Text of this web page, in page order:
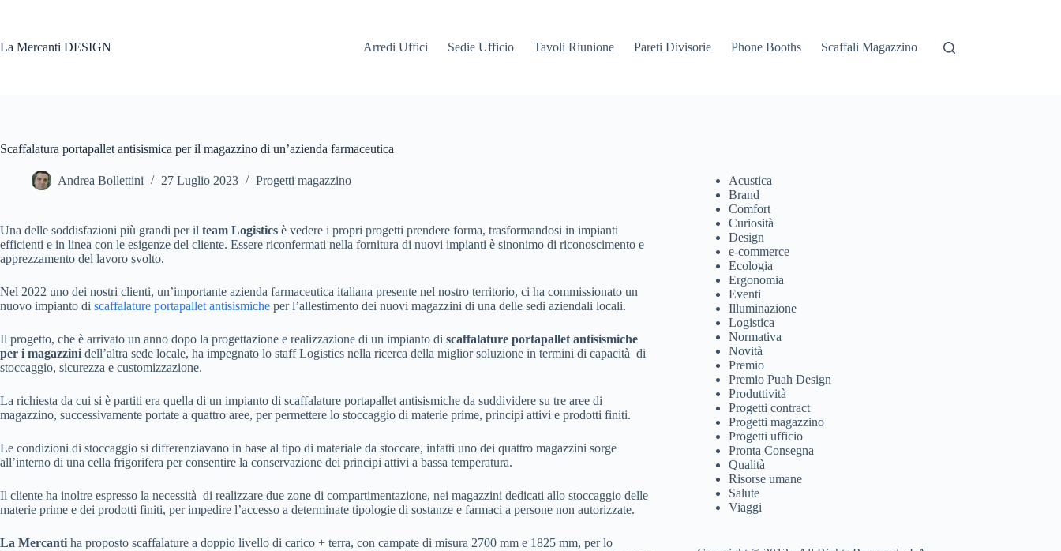
La Mercanti DESIGN
Arredi Uffici Sedie Ufficio Tavoli Riunione Pareti Divisorie Phone Booths Scaffali Magazzino
Scaffalatura portapallet antisismica per il magazzino di un’azienda farmaceutica
Andrea Bollettini 27 Luglio 2023 Progetti magazzino
Una delle soddisfazioni più grandi per il team Logistics è vedere i propri progetti prendere forma, trasformandosi in impianti
efficienti e in linea con le esigenze del cliente. Essere riconfermati nella fornitura di nuovi impianti è sinonimo di riconoscimento e
apprezzamento del lavoro svolto.
Nel 2022 uno dei nostri clienti, un’importante azienda farmaceutica italiana presente nel nostro territorio, ci ha commissionato un
nuovo impianto di scaffalature portapallet antisismiche per l’allestimento dei nuovi magazzini di una delle sedi aziendali locali.
Il progetto, che è arrivato un anno dopo la progettazione e realizzazione di un impianto di scaffalature portapallet antisismiche
per i magazzini dell’altra sede locale, ha impegnato lo staff Logistics nella ricerca della miglior soluzione in termini di capacità di
stoccaggio, sicurezza e customizzazione.
La richiesta da cui si è partiti era quella di un impianto di scaffalature portapallet antisismiche da suddividere su tre aree di
magazzino, successivamente portate a quattro aree, per permettere lo stoccaggio di materie prime, principi attivi e prodotti finiti.
Le condizioni di stoccaggio si differenziavano in base al tipo di materiale da stoccare, infatti uno dei quattro magazzini sorge
all’interno di una cella frigorifera per consentire la conservazione dei principi attivi a bassa temperatura.
Il cliente ha inoltre espresso la necessità di realizzare due zone di compartimentazione, nei magazzini dedicati allo stoccaggio delle
materie prime e dei prodotti finiti, per impedire l’accesso a determinate tipologie di sostanze e farmaci a persone non autorizzate.
La Mercanti ha proposto scaffalature a doppio livello di carico + terra, con campate di misura 2700 mm e 1825 mm, per lo
Acustica
Brand
Comfort
Curiosità
Design
e-commerce
Ecologia
Ergonomia
Eventi
Illuminazione
Logistica
Normativa
Novità
Premio
Premio Puah Design
Produttività
Progetti contract
Progetti magazzino
Progetti ufficio
Pronta Consegna
Qualità
Risorse umane
Salute
Viaggi